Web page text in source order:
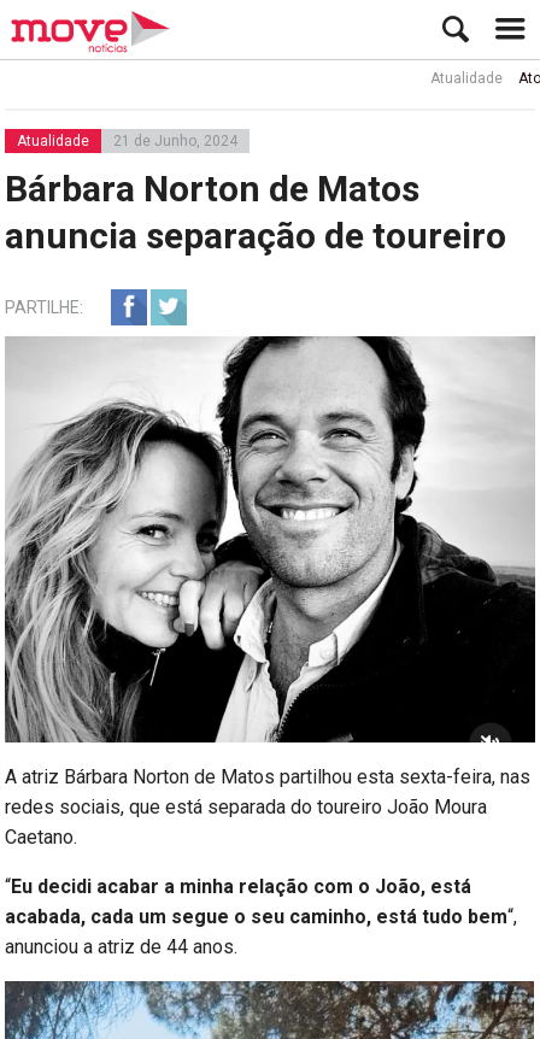
Atualidade Ator Rui
Atualidade 21 de Junho, 2024
Bárbara Norton de Matos
anuncia separação de toureiro
PARTILHE:
A atriz Bárbara Norton de Matos partilhou esta sexta-feira, nas
redes sociais, que está separada do toureiro João Moura
Caetano.
“Eu decidi acabar a minha relação com o João, está
acabada, cada um segue o seu caminho, está tudo bem“,
anunciou a atriz de 44 anos.
Reprodutor
de